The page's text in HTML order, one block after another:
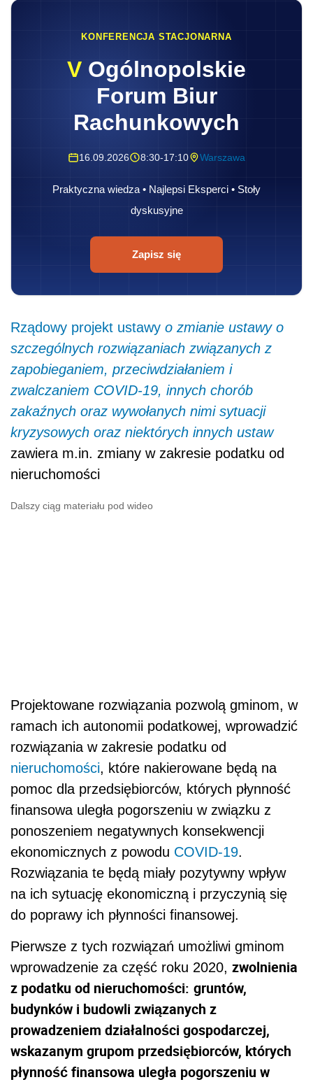
KONFERENCJA STACJONARNA
V Ogólnopolskie
Forum Biur
Rachunkowych
16.09.2026 8:30-17:10 Warszawa
Praktyczna wiedza • Najlepsi Eksperci • Stoły
dyskusyjne
Zapisz się
Rządowy projekt ustawy o zmianie ustawy o
szczególnych rozwiązaniach związanych z
zapobieganiem, przeciwdziałaniem i
zwalczaniem COVID-19, innych chorób
zakaźnych oraz wywołanych nimi sytuacji
kryzysowych oraz niektórych innych ustaw
zawiera m.in. zmiany w zakresie podatku od
nieruchomości
Dalszy ciąg materiału pod wideo
Projektowane rozwiązania pozwolą gminom, w
ramach ich autonomii podatkowej, wprowadzić
rozwiązania w zakresie podatku od
nieruchomości, które nakierowane będą na
pomoc dla przedsiębiorców, których płynność
finansowa uległa pogorszeniu w związku z
ponoszeniem negatywnych konsekwencji
ekonomicznych z powodu COVID-19.
Rozwiązania te będą miały pozytywny wpływ
na ich sytuację ekonomiczną i przyczynią się
do poprawy ich płynności finansowej.
Pierwsze z tych rozwiązań umożliwi gminom
wprowadzenie za część roku 2020, zwolnienia
z podatku od nieruchomości: gruntów,
budynków i budowli związanych z
prowadzeniem działalności gospodarczej,
wskazanym grupom przedsiębiorców, których
płynność finansowa uległa pogorszeniu w